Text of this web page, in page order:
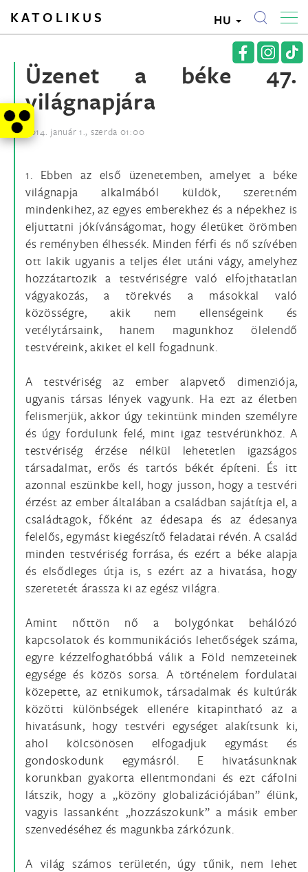
KATOLIKUS HU
Üzenet a béke 47.
világnapjára
2014. január 1., szerda 01:00
1. Ebben az első üzenetemben, amelyet a béke
világnapja alkalmából küldök, szeretném
mindenkihez, az egyes emberekhez és a népekhez is
eljuttatni jókívánságomat, hogy életüket örömben
és reményben élhessék. Minden férfi és nő szívében
ott lakik ugyanis a teljes élet utáni vágy, amelyhez
hozzátartozik a testvériségre való elfojthatatlan
vágyakozás, a törekvés a másokkal való
közösségre, akik nem ellenségeink és
vetélytársaink, hanem magunkhoz ölelendő
testvéreink, akiket el kell fogadnunk.
A testvériség az ember alapvető dimenziója,
ugyanis társas lények vagyunk. Ha ezt az életben
felismerjük, akkor úgy tekintünk minden személyre
és úgy fordulunk felé, mint igaz testvérünkhöz. A
testvériség érzése nélkül lehetetlen igazságos
társadalmat, erős és tartós békét építeni. És itt
azonnal eszünkbe kell, hogy jusson, hogy a testvéri
érzést az ember általában a családban sajátítja el, a
családtagok, főként az édesapa és az édesanya
felelős, egymást kiegészítő feladatai révén. A család
minden testvériség forrása, és ezért a béke alapja
és elsődleges útja is, s ezért az a hivatása, hogy
szeretetét árassza ki az egész világra.
Amint nőttön nő a bolygónkat behálózó
kapcsolatok és kommunikációs lehetőségek száma,
egyre kézzelfoghatóbbá válik a Föld nemzeteinek
egysége és közös sorsa. A történelem fordulatai
közepette, az etnikumok, társadalmak és kultúrák
közötti különbségek ellenére kitapintható az a
hivatásunk, hogy testvéri egységet alakítsunk ki,
ahol kölcsönösen elfogadjuk egymást és
gondoskodunk egymásról. E hivatásunknak
korunkban gyakorta ellentmondani és ezt cáfolni
látszik, hogy a „közöny globalizációjában” élünk,
vagyis lassanként „hozzászokunk” a másik ember
szenvedéséhez és magunkba zárkózunk.
A világ számos területén, úgy tűnik, nem lehet